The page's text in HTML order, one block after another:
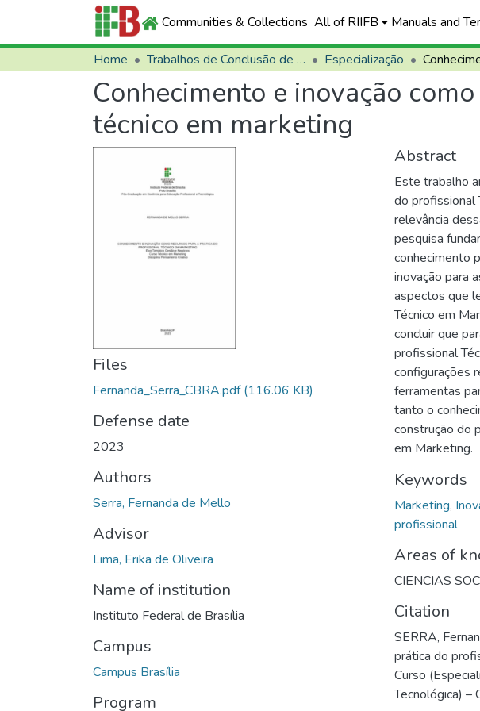
Communities & Collections All of RIIFB Manuals and
Home Trabalhos de Conclusão de Curso (TCCs) Especialização
Conhecimento e inovação
técnico em marketing
Files
Fernanda_Serra_CBRA.pdf(116.06 KB)
Defense date
2023
Authors
Serra, Fernanda de Mello
Advisor
Lima, Erika de Oliveira
Name of institution
Instituto Federal de Brasília
Campus
Campus Brasília
Program
Abstract
Este trabalho
do profissional
relevância
pesquisa
conhecimento
inovação para
aspectos que
Técnico em
concluir que
profissional
configurações
ferramentas
tanto o
construção do
em Marketing.
Keywords
Marketing,
profissional
Areas of
CIENCIAS
Citation
SERRA,
prática do
Curso
Tecnológica) –